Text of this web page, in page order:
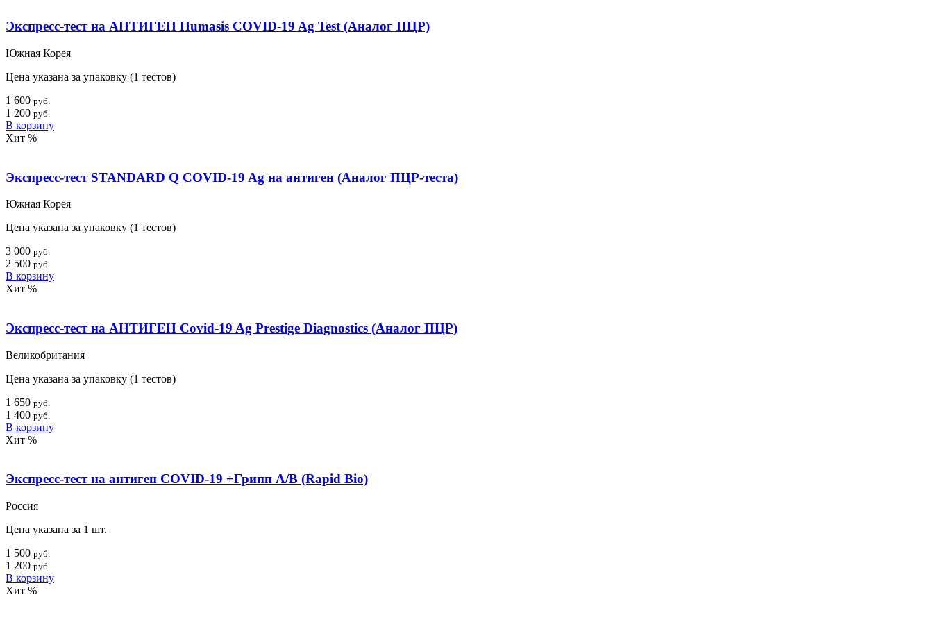
Экспресс-тест на АНТИГЕН Humasis COVID-19 Ag Test (Аналог ПЦР)
Южная Корея
Цена указана за упаковку (1 тестов)
1 600 руб.
1 200 руб.
В корзину
Хит %
Экспресс-тест STANDARD Q COVID-19 Ag на антиген (Аналог ПЦР-теста)
Южная Корея
Цена указана за упаковку (1 тестов)
3 000 руб.
2 500 руб.
В корзину
Хит %
Экспресс-тест на АНТИГЕН Covid-19 Ag Prestige Diagnostics (Аналог ПЦР)
Великобритания
Цена указана за упаковку (1 тестов)
1 650 руб.
1 400 руб.
В корзину
Хит %
Экспресс-тест на антиген COVID-19 +Грипп А/B (Rapid Bio)
Россия
Цена указана за 1 шт.
1 500 руб.
1 200 руб.
В корзину
Хит %